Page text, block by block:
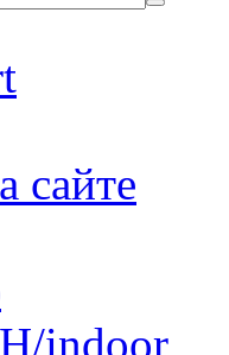
сайте
indoor